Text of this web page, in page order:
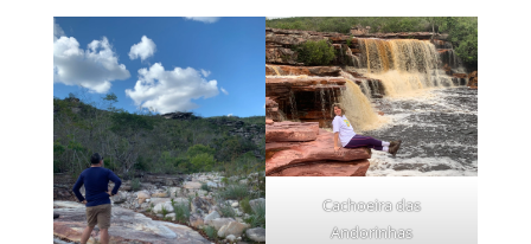
Cachoeira das
Andorinhas